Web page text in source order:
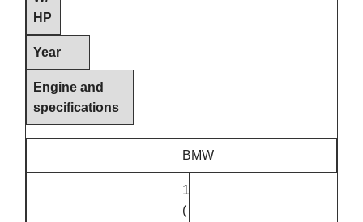
HP
Year
Engine and
specifications
BMW
1
(